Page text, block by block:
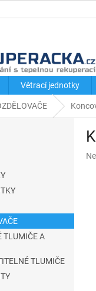
Větrací jednotky
TLUMIČE A
TLUMIČE